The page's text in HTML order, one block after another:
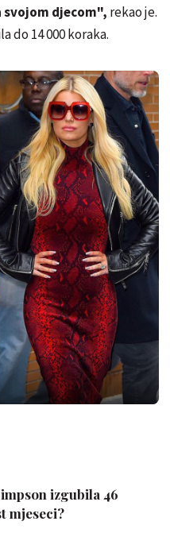
svojom djecom", rekao je.
do 14 000 koraka.
izgubila 46
mjeseci?